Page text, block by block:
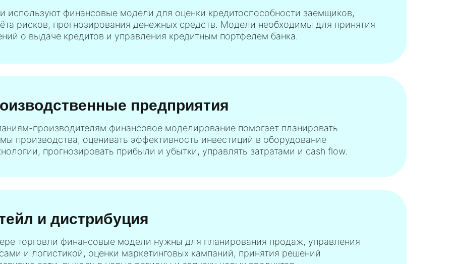
предприятия
производителям финансовое моделирование помогает планировать
производства, оценивать эффективность инвестиций в оборудование
прогнозировать прибыли и убытки, управлять затратами и cash flow.
используют финансовые модели для оценки кредитоспособности заемщиков,
рисков, прогнозирования денежных средств. Модели необходимы для принятия
о выдаче кредитов и управления кредитным портфелем банка.
и дистрибуция
торговли финансовые модели нужны для планирования продаж, управления
и логистикой, оценки маркетинговых кампаний, принятия решений